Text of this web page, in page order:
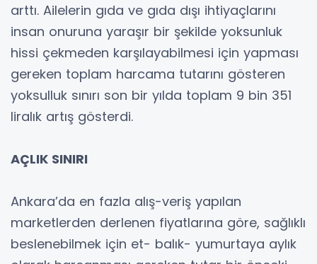
arttı. Ailelerin gıda ve gıda dışı ihtiyaçlarını
insan onuruna yaraşır bir şekilde yoksunluk
hissi çekmeden karşılayabilmesi için yapması
gereken toplam harcama tutarını gösteren
yoksulluk sınırı son bir yılda toplam 9 bin 351
liralık artış gösterdi.
AÇLIK SINIRI
Ankara’da en fazla alış-veriş yapılan
marketlerden derlenen fiyatlarına göre, sağlıklı
beslenebilmek için et- balık- yumurtaya aylık